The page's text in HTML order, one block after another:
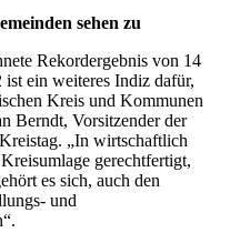
sehen zu
Rekordergebnis von 14
ein weiteres Indiz dafür,
Kreis und Kommunen
Berndt, Vorsitzender der
„In wirtschaftlich
gerechtfertigt,
es sich, auch den
und